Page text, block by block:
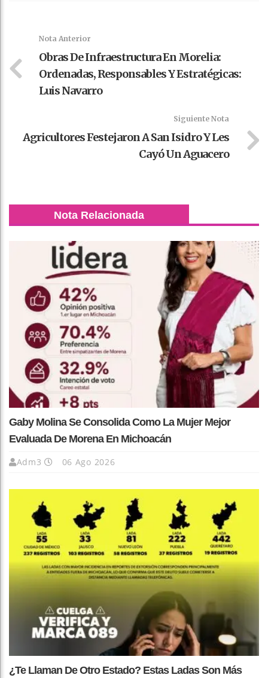
Nota Anterior
Obras De Infraestructura En Morelia:
Ordenadas, Responsables Y Estratégicas:
Luis Navarro
Siguiente Nota
Agricultores Festejaron A San Isidro Y Les
Cayó Un Aguacero
Nota Relacionada
Gaby Molina Se Consolida Como La Mujer Mejor
Evaluada De Morena En Michoacán
Adm3 06 Ago 2026
¿Te Llaman De Otro Estado? Estas Ladas Son Más